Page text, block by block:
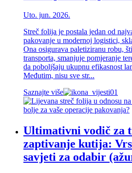
Uto. jun. 2026.
Streč folija je postala jedan od
pakovanje u modernoj logistici,
Ona osigurava paletiziranu robu,
transporta, smanjuje pomjeranje
da poboljšaju ukupnu efikasnost
Međutim, nisu sve str...
Saznajte više
Ultimativni vodič za
zaptivanje kutija:
savjeti za odabir